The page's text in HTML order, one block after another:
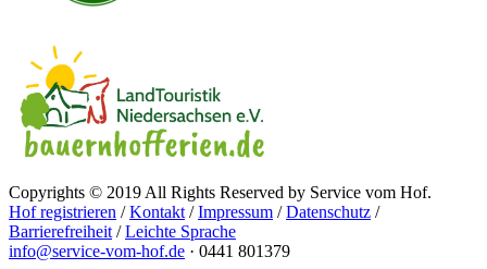
Copyrights © 2019 All Rights Reserved by Service vom Hof.
Hof registrieren /Kontakt /Impressum /Datenschutz /
Barrierefreiheit /Leichte Sprache
info@service-vom-hof.de · 0441 801379